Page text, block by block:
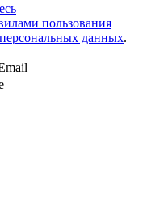
пользования
данных.